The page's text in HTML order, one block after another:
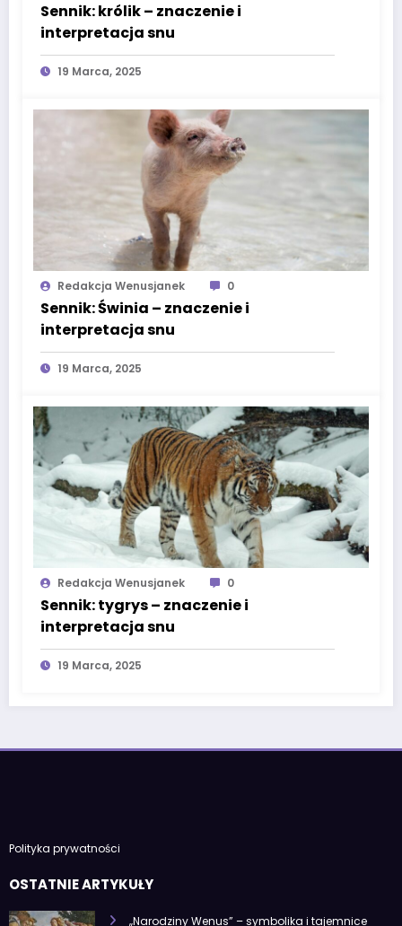
Sennik: królik – znaczenie i
interpretacja snu
19 Marca, 2025
Redakcja Wenusjanek 0
Sennik: Świnia – znaczenie i
interpretacja snu
19 Marca, 2025
Redakcja Wenusjanek 0
Sennik: tygrys – znaczenie i
interpretacja snu
19 Marca, 2025
Polityka prywatności
OSTATNIE ARTYKUŁY
„Narodziny Wenus” – symbolika i tajemnice